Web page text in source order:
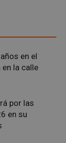
en el
la calle
por las
en su